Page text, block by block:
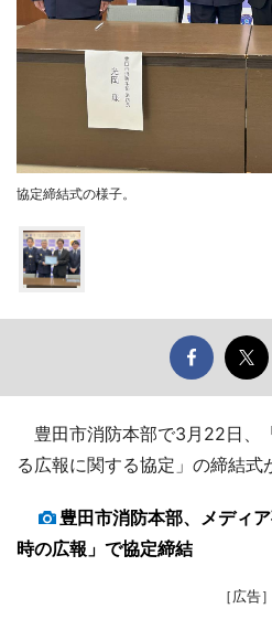
協定締結式の様子。
豊田市消防本部で3月22日、
る広報に関する協定」の締結式
豊田市消防本部、メディ
時の広報」で協定締結
［広告］